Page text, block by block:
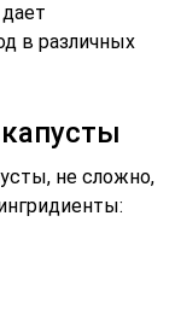
в различных
не сложно,